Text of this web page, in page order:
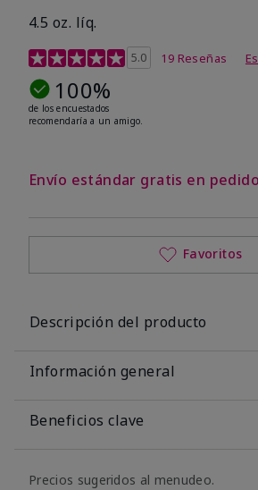
4.5 oz. líq.
Calificación de clientes de 5 de 5
5.0 19 Reseñas
100%
de los encuestados
recomendaría a un amigo.
Envío estándar gratis en
Favoritos
Descripción del producto
Información general
Beneficios clave
Precios sugeridos al menudeo.